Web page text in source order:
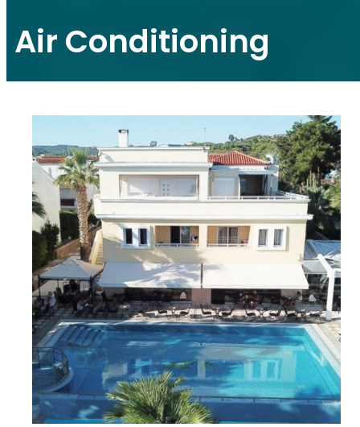
Air Conditioning